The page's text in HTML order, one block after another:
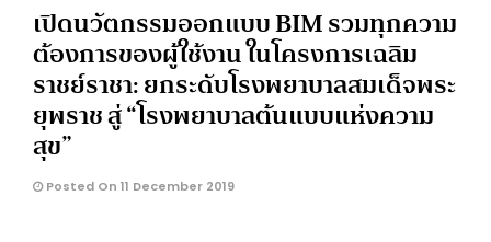
เปิดนวัตกรรมออกแบบ BIM รวมทุกความ
ต้องการของผู้ใช้งาน ในโครงการเฉลิม
ราชย์ราชา: ยกระดับโรงพยาบาลสมเด็จพระ
ยุพราช สู่ “โรงพยาบาลต้นแบบแห่งความ
สุข”
Posted On 11 December 2019